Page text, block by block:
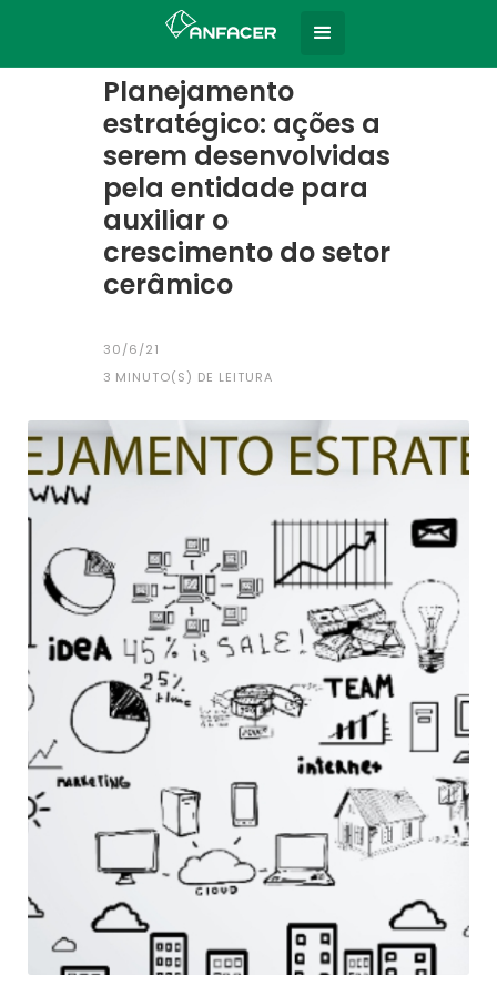
Todas as notícias
Planejamento
estratégico: ações a
serem desenvolvidas
pela entidade para
auxiliar o
crescimento do setor
cerâmico
30/6/21
3 MINUTO(S) DE LEITURA